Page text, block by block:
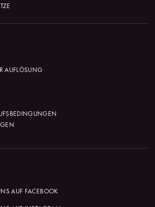
AUFLÖSUNG
AUF FACEBOOK